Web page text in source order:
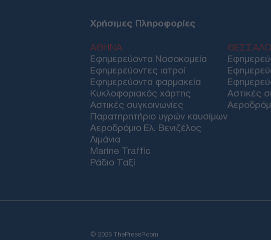
Χρήσιμες Πληροφορίες
ΑΘΗΝΑ
Εφημερεύοντα Νοσοκομεία
Εφημερεύοντες ιατροί
Εφημερεύοντα φαρμακεία
Κυκλοφοριακός χάρτης
Αστικές συγκοινωνίες
Παρατηρητήριο υγρών καυσίμων
Αεροδρόμιο Ελ. Βενιζέλος
Λιμάνια
Marine Traffic
Ράδιο Ταξί
Αστικές
© 2026 ThePressRoom